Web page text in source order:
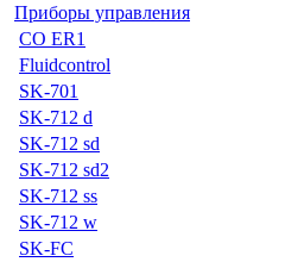
Приборы управления
CO ER1
Fluidcontrol
SK-701
SK-712 d
SK-712 sd
SK-712 sd2
SK-712 ss
SK-712 w
SK-FC